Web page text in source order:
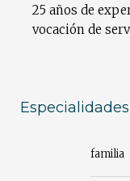
25 años de
vocación de
Especialidades
familia